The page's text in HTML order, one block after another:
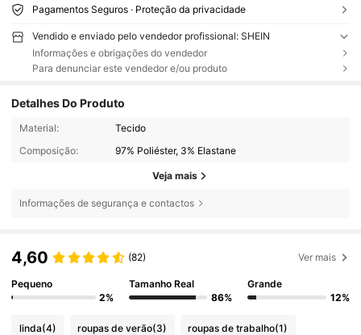
Pagamentos Seguros · Proteção da privacidade
Vendido e enviado pelo vendedor profissional: SHEIN
Informações e obrigações do vendedor
Para denunciar este vendedor e/ou produto
Detalhes Do Produto
Material:
Tecido
Composição:
97% Poliéster, 3% Elastane
Veja mais
Informações de segurança e contactos
4,60 (82) Ver mais
Pequeno
2%
Tamanho Real
86%
Grande
12%
linda(4) roupas de verão(3) roupas de trabalho(1)